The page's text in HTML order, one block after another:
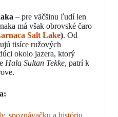
– pre väčšinu ľudí len
má však obrovské čaro
Salt Lake). Od
tisíce ružových
okolo jazera, ktorý
Hala Sultan Tekke, patrí k
spoznávačku a históriu